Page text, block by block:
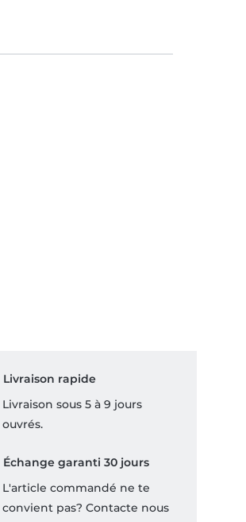
Livraison rapide
Livraison sous 5 à 9 jours
ouvrés.
Échange garanti 30 jours
L'article commandé ne te
convient pas? Contacte nous